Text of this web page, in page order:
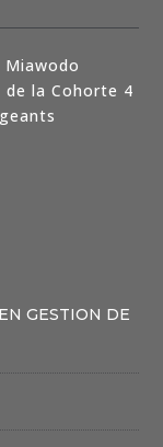
Miawodo
la Cohorte 4
GESTION DE